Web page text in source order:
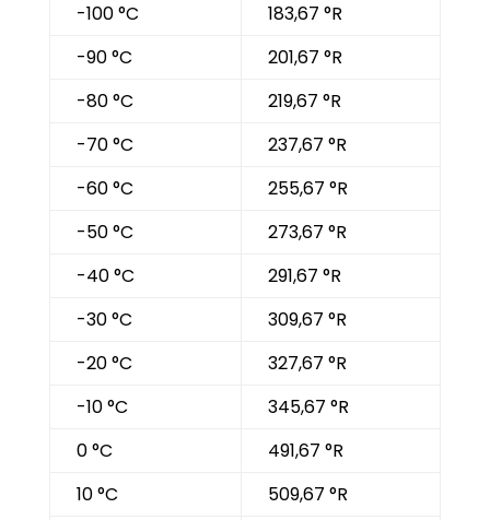
-100 °C
183,67 °R
-90 °C
201,67 °R
-80 °C
219,67 °R
-70 °C
237,67 °R
-60 °C
255,67 °R
-50 °C
273,67 °R
-40 °C
291,67 °R
-30 °C
309,67 °R
-20 °C
327,67 °R
-10 °C
345,67 °R
0 °C
491,67 °R
10 °C
509,67 °R